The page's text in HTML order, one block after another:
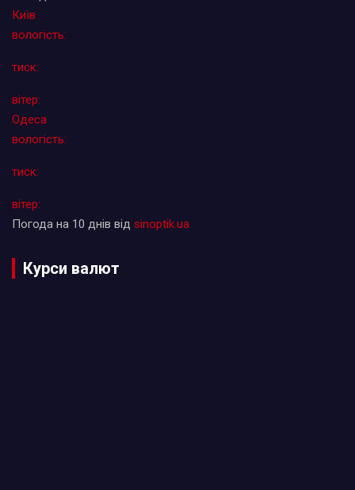
Київ
вологість:
тиск:
вітер:
Одеса
вологість:
тиск:
вітер:
Погода на 10 днів від sinoptik.ua
Курси валют